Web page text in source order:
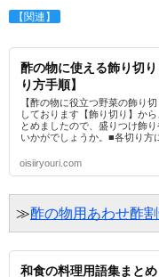
【関連】
酢の物に使える飾り切
り方手順】
【酢の物に役立つ野菜の飾り
しております【飾り切り】か
とめましたので、盛りつけ飾
いかがでしょうか。■各切り方
oisiiryouri.com
≫酢の物用あわせ酢
和食の料理用語集まとめ